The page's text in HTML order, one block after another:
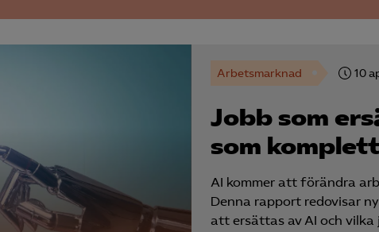
Arbetsmarknad 10
Jobb som
som
AI kommer att förändra
Denna rapport redovisar
att ersättas av AI och